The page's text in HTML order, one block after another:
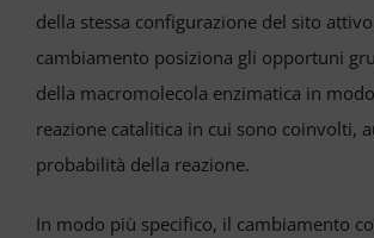
della stessa configurazione del sito
cambiamento posiziona gli opportuni
della macromolecola enzimatica in
reazione catalitica in cui sono coinvolti,
probabilità della reazione.
In modo più specifico, il cambiamento